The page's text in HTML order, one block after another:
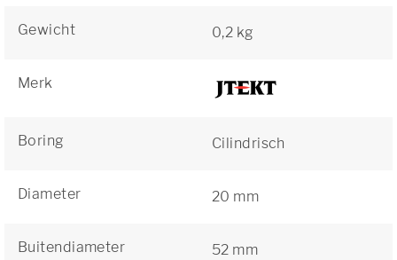
Gewicht 0,2 kg
Merk
Boring Cilindrisch
Diameter 20 mm
Buitendiameter 52 mm